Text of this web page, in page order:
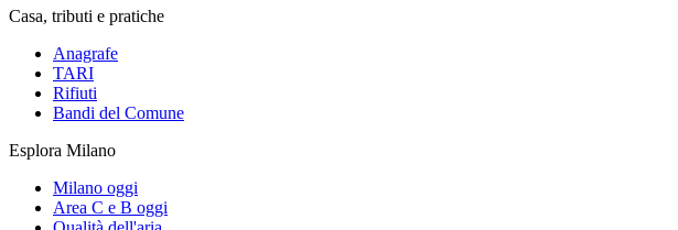
Casa, tributi e pratiche
Anagrafe
TARI
Rifiuti
Bandi del Comune
Esplora Milano
Milano oggi
Area C e B oggi